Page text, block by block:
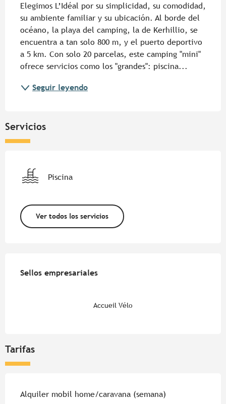
Elegimos L’Idéal por su simplicidad, su comodidad,
su ambiente familiar y su ubicación. Al borde del
océano, la playa del camping, la de Kerhillio, se
encuentra a tan solo 800 m, y el puerto deportivo
a 5 km. Con solo 20 parcelas, este camping "mini"
ofrece servicios como los "grandes": piscina...
Seguir leyendo
Servicios
Piscina
Ver todos los servicios
Sellos empresariales
Sellos empresariales
Accueil Vélo
Tarifas
Tarifas 2026
Alquiler mobil home/caravana (semana)